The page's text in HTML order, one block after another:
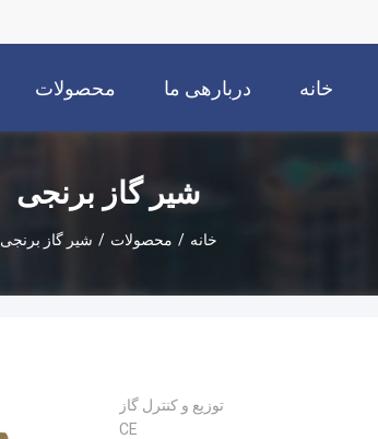
خانه دربارهی ما محصولات
شیر گاز برنجی
خانه / محصولات / شیر گاز برنجی
توزیع و کنترل گاز
CE